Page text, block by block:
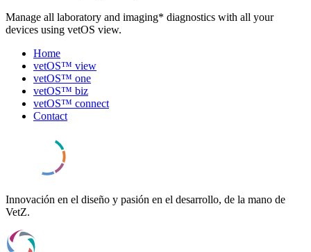
Manage all laboratory and imaging* diagnostics with all your
devices using vetOS view.
Home
vetOS™ view
vetOS™ one
vetOS™ biz
vetOS™ connect
Contact
Innovación en el diseño y pasión en el desarrollo, de la mano de
VetZ.